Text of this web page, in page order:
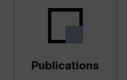
Publications